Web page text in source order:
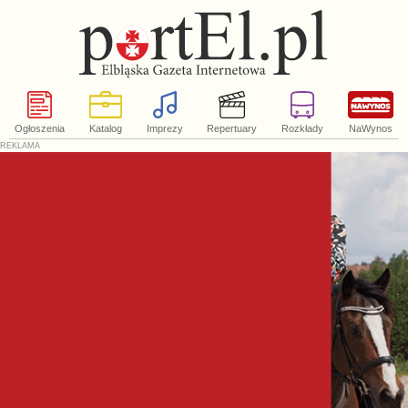
Ogłoszenia Katalog Imprezy Repertuary Rozkłady NaWynos